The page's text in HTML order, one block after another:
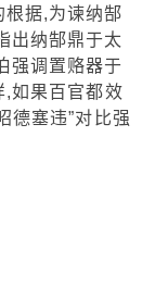
根据,为谏纳郜
出纳郜鼎于太
强调置赂器于
,如果百官都效
德塞违”对比强